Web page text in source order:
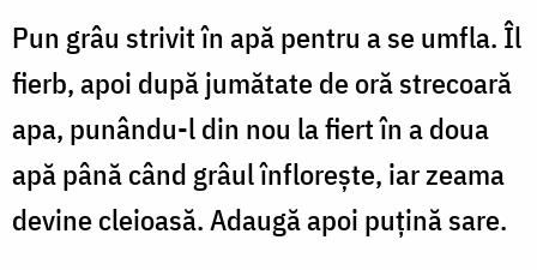
Pun grâu strivit în apă pentru a se umfla. Îl
fierb, apoi după jumătate de oră strecoară
apa, punându-l din nou la fiert în a doua
apă până când grâul înflorește, iar zeama
devine cleioasă. Adaugă apoi puțină sare.